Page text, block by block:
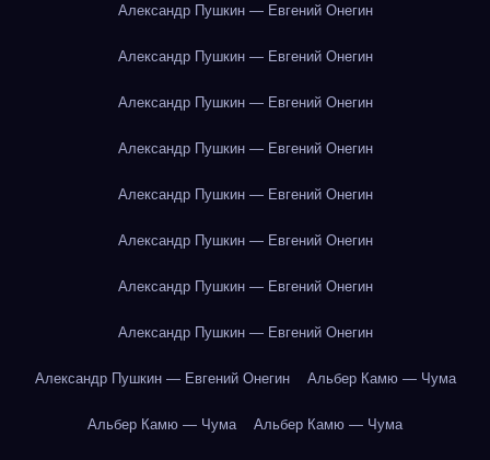
Александр Пушкин — Евгений Онегин
Александр Пушкин — Евгений Онегин
Александр Пушкин — Евгений Онегин
Александр Пушкин — Евгений Онегин
Александр Пушкин — Евгений Онегин
Александр Пушкин — Евгений Онегин
Александр Пушкин — Евгений Онегин
Александр Пушкин — Евгений Онегин
Александр Пушкин — Евгений Онегин Альбер Камю — Чума
Альбер Камю — Чума Альбер Камю — Чума